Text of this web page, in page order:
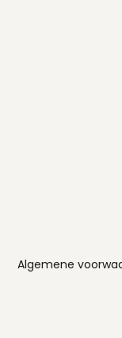
Algemene